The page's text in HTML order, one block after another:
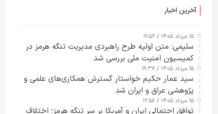
آخرین اخبار
۱۵ مرداد ۱۴۰۵ / ۱۹:۵۲
سلیمی: متن اولیه طرح راهبردی مدیریت تنگه هرمز در
کمیسیون امنیت ملی بررسی شد
۱۵ مرداد ۱۴۰۵ / ۱۹:۳۷
سید عمار حکیم خواستار گسترش همکاری‌های علمی و
پژوهشی عراق و ایران شد
۱۵ مرداد ۱۴۰۵ / ۱۲:۵۶
توافق احتمالی ایران و آمریکا بر سر تنگه هرمز؛ اختلاف